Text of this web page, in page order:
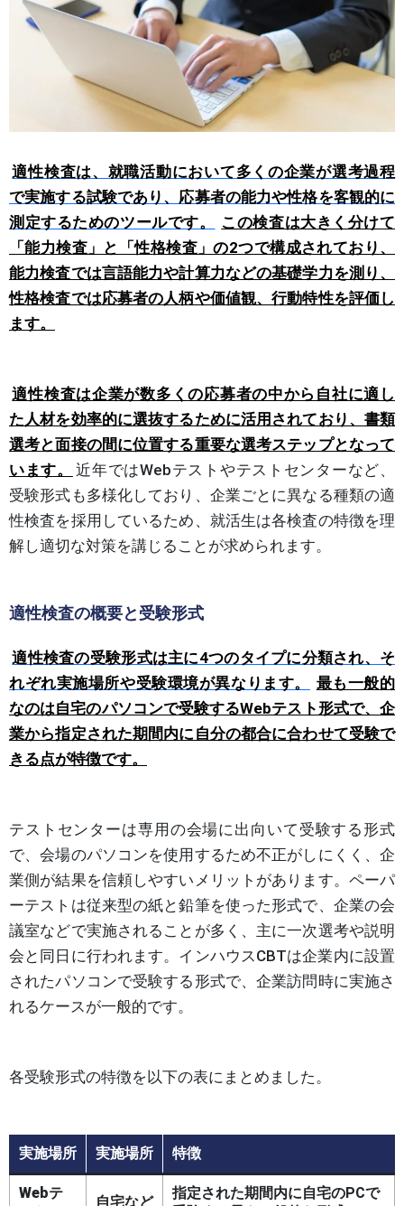
適性検査は、就職活動において多くの企業が選考過程
で実施する試験であり、応募者の能力や性格を客観的に
測定するためのツールです。
この検査は大きく分けて
「能力検査」と「性格検査」の2つで構成されており、
能力検査では言語能力や計算力などの基礎学力を測り、
性格検査では応募者の人柄や価値観、行動特性を評価し
ます。
適性検査は企業が数多くの応募者の中から自社に適し
た人材を効率的に選抜するために活用されており、書類
選考と面接の間に位置する重要な選考ステップとなって
います。
近年ではWebテストやテストセンターなど、
受験形式も多様化しており、企業ごとに異なる種類の適
性検査を採用しているため、就活生は各検査の特徴を理
解し適切な対策を講じることが求められます。
適性検査の概要と受験形式
適性検査の受験形式は主に4つのタイプに分類され、そ
れぞれ実施場所や受験環境が異なります。
最も一般的
なのは自宅のパソコンで受験するWebテスト形式で、企
業から指定された期間内に自分の都合に合わせて受験で
きる点が特徴です。
テストセンターは専用の会場に出向いて受験する形式
で、会場のパソコンを使用するため不正がしにくく、企
業側が結果を信頼しやすいメリットがあります。ペーパ
ーテストは従来型の紙と鉛筆を使った形式で、企業の会
議室などで実施されることが多く、主に一次選考や説明
会と同日に行われます。インハウスCBTは企業内に設置
されたパソコンで受験する形式で、企業訪問時に実施さ
れるケースが一般的です。
各受験形式の特徴を以下の表にまとめました。
実施場所 実施場所 特徴
Webテ
自宅など
指定された期間内に自宅のPCで